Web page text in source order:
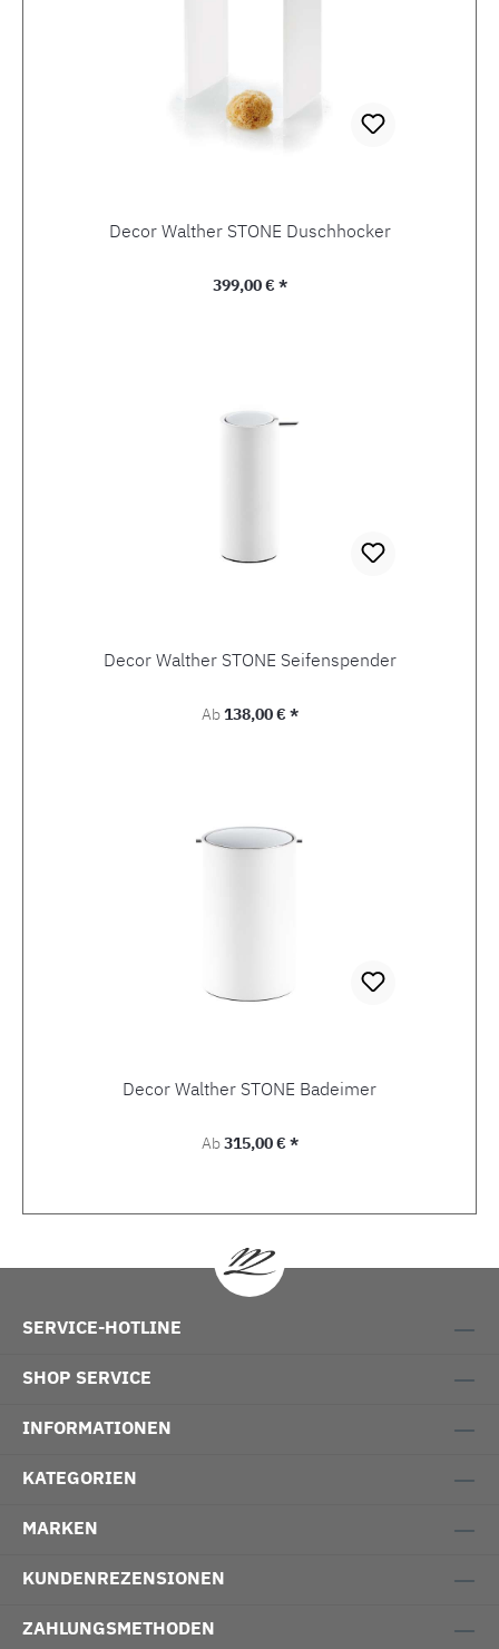
Decor Walther STONE Duschhocker
Regulärer Preis:
399,00 € *
Decor Walther STONE Seifenspender
Regulärer Preis:
Ab138,00 € *
Decor Walther STONE Badeimer
Regulärer Preis:
Ab315,00 € *
SERVICE-HOTLINE
SHOP SERVICE
INFORMATIONEN
KATEGORIEN
MARKEN
KUNDENREZENSIONEN
ZAHLUNGSMETHODEN